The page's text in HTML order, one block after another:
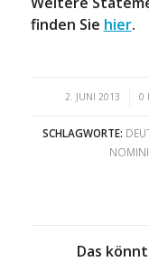
finden Sie hier.
2. JUNI 2013
/ 0
SCHLAGWORTE:
Das